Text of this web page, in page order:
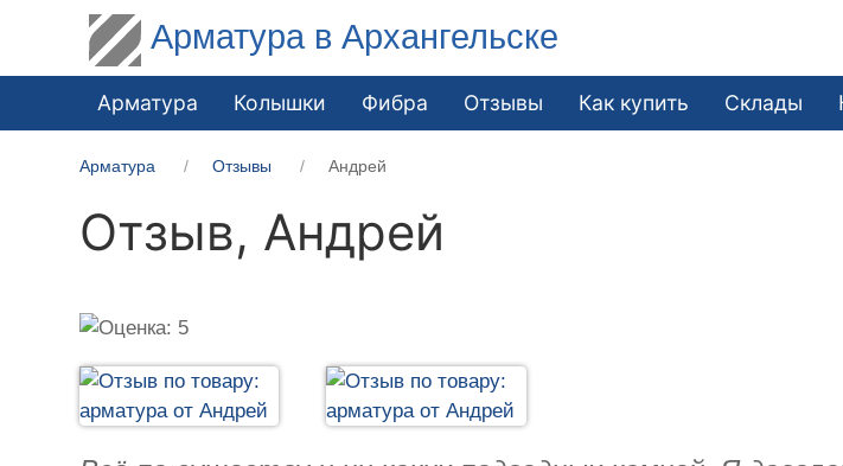
Арматура в Архангельске
Арматура Колышки Фибра Отзывы Как купить Склады
Арматура Отзывы Андрей
Отзыв, Андрей